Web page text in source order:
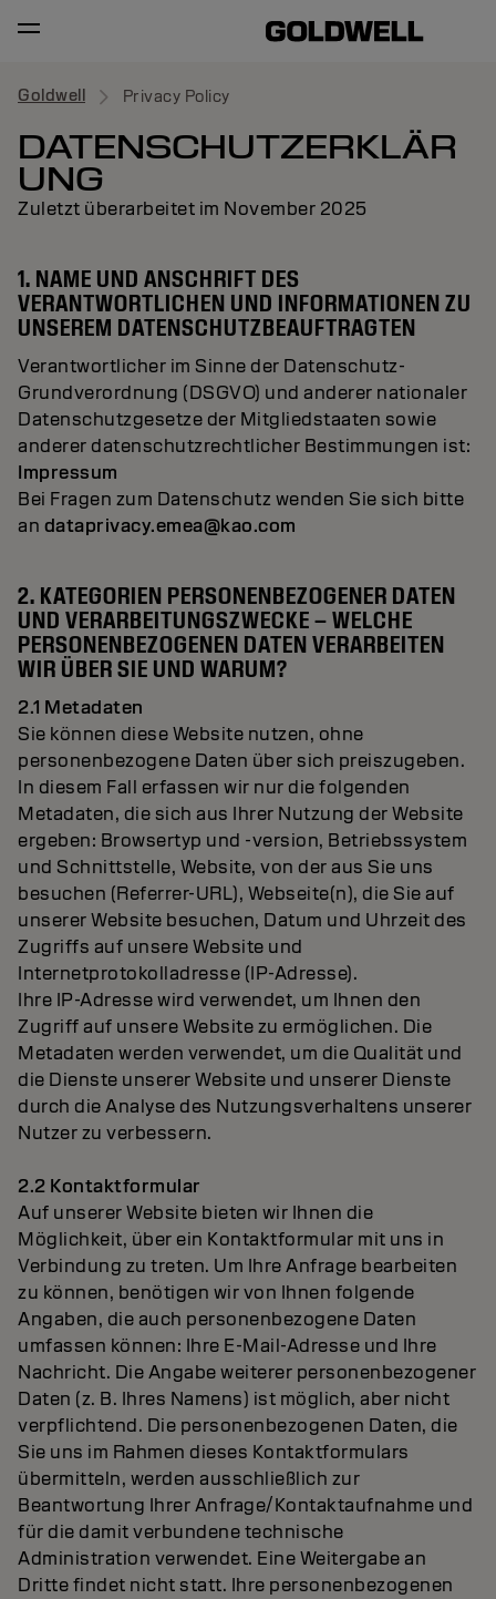
Goldwell Privacy Policy
DATENSCHUTZERKLÄR
UNG
Zuletzt überarbeitet im November 2025
1. NAME UND ANSCHRIFT DES
VERANTWORTLICHEN UND INFORMATIONEN ZU
UNSEREM DATENSCHUTZBEAUFTRAGTEN
Verantwortlicher im Sinne der Datenschutz-
Grundverordnung (DSGVO) und anderer nationaler
Datenschutzgesetze der Mitgliedstaaten sowie
anderer datenschutzrechtlicher Bestimmungen ist:
Impressum
Bei Fragen zum Datenschutz wenden Sie sich bitte
an dataprivacy.emea@kao.com
2. KATEGORIEN PERSONENBEZOGENER DATEN
UND VERARBEITUNGSZWECKE – WELCHE
PERSONENBEZOGENEN DATEN VERARBEITEN
WIR ÜBER SIE UND WARUM?
2.1 Metadaten
Sie können diese Website nutzen, ohne
personenbezogene Daten über sich preiszugeben.
In diesem Fall erfassen wir nur die folgenden
Metadaten, die sich aus Ihrer Nutzung der Website
ergeben: Browsertyp und -version, Betriebssystem
und Schnittstelle, Website, von der aus Sie uns
besuchen (Referrer-URL), Webseite(n), die Sie auf
unserer Website besuchen, Datum und Uhrzeit des
Zugriffs auf unsere Website und
Internetprotokolladresse (IP-Adresse).
Ihre IP-Adresse wird verwendet, um Ihnen den
Zugriff auf unsere Website zu ermöglichen. Die
Metadaten werden verwendet, um die Qualität und
die Dienste unserer Website und unserer Dienste
durch die Analyse des Nutzungsverhaltens unserer
Nutzer zu verbessern.
2.2 Kontaktformular
Auf unserer Website bieten wir Ihnen die
Möglichkeit, über ein Kontaktformular mit uns in
Verbindung zu treten. Um Ihre Anfrage bearbeiten
zu können, benötigen wir von Ihnen folgende
Angaben, die auch personenbezogene Daten
umfassen können: Ihre E-Mail-Adresse und Ihre
Nachricht. Die Angabe weiterer personenbezogener
Daten (z. B. Ihres Namens) ist möglich, aber nicht
verpflichtend. Die personenbezogenen Daten, die
Sie uns im Rahmen dieses Kontaktformulars
übermitteln, werden ausschließlich zur
Beantwortung Ihrer Anfrage/Kontaktaufnahme und
für die damit verbundene technische
Administration verwendet. Eine Weitergabe an
Dritte findet nicht statt. Ihre personenbezogenen